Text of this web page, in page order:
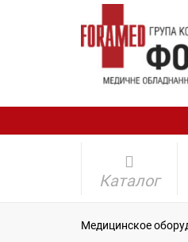
Каталог
Медицинское